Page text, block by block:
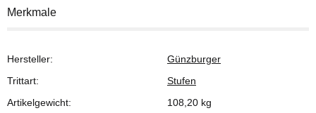
Merkmale
Hersteller:
Günzburger
Trittart:
Stufen
Artikelgewicht:
108,20 kg